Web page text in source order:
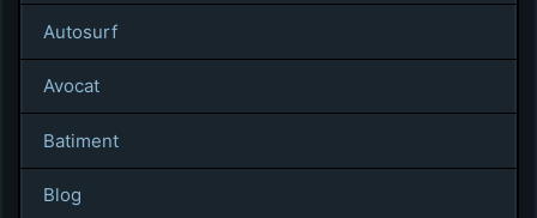
Autosurf
Avocat
Batiment
Blog